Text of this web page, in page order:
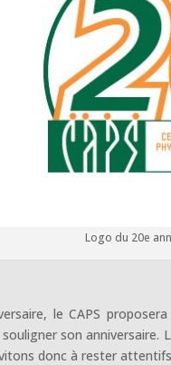
Logo du 20e
le CAPS
son anniversaire.
donc à rester